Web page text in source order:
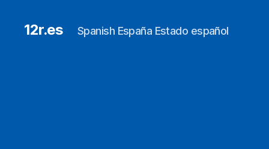
12r.es Spanish España Estado español